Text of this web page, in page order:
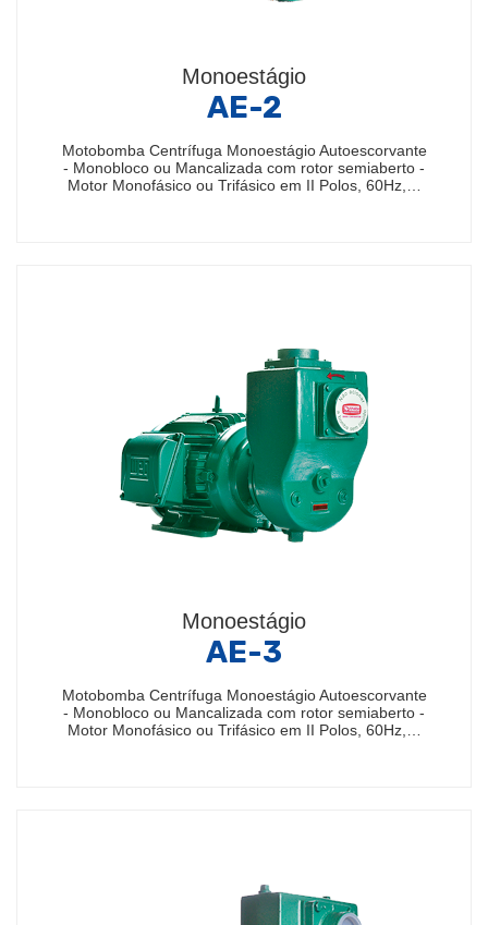
Monoestágio
AE-2
Motobomba Centrífuga Monoestágio Autoescorvante
- Monobloco ou Mancalizada com rotor semiaberto -
Motor Monofásico ou Trifásico em II Polos, 60Hz,…
Monoestágio
AE-3
Motobomba Centrífuga Monoestágio Autoescorvante
- Monobloco ou Mancalizada com rotor semiaberto -
Motor Monofásico ou Trifásico em II Polos, 60Hz,…